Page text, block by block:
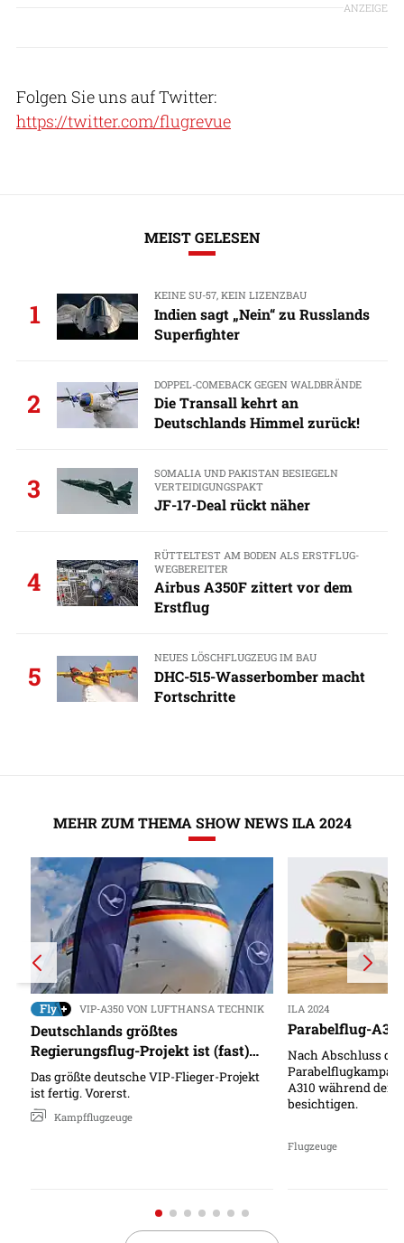
ANZEIGE
Folgen Sie uns auf Twitter:
https://twitter.com/flugrevue
MEIST GELESEN
1
KEINE SU-57, KEIN LIZENZBAU
Indien sagt „Nein“ zu Russlands
Superfighter
2
DOPPEL-COMEBACK GEGEN WALDBRÄNDE
Die Transall kehrt an
Deutschlands Himmel zurück!
3
SOMALIA UND PAKISTAN BESIEGELN
VERTEIDIGUNGSPAKT
JF-17-Deal rückt näher
4
RÜTTELTEST AM BODEN ALS ERSTFLUG-
WEGBEREITER
Airbus A350F zittert vor dem
Erstflug
5
NEUES LÖSCHFLUGZEUG IM BAU
DHC-515-Wasserbomber macht
Fortschritte
MEHR ZUM THEMA SHOW NEWS ILA 2024
VIP-A350 VON LUFTHANSA TECHNIK
Deutschlands größtes
Regierungsflug-Projekt ist (fast)
fertig
Das größte deutsche VIP-Flieger-Projekt
ist fertig. Vorerst.​
Kampfflugzeuge
ILA 2024
Parabelflug-
Nach Abschluss der
A310 während der
besichtigen.
Flugzeuge